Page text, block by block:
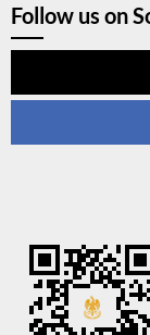
Follow us on